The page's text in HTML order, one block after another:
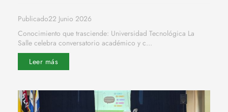
Publicado22 Junio 2026
Conocimiento que trasciende: Universidad Tecnológica La
Salle celebra conversatorio académico y c...
Leer más